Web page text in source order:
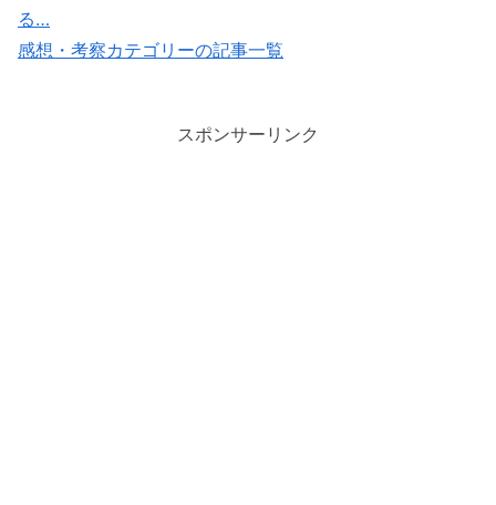
る…
感想・考察カテゴリーの記事一覧
スポンサーリンク